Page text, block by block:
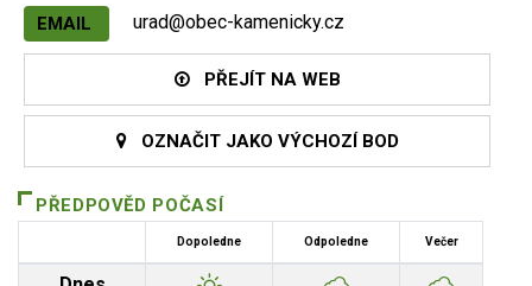
EMAIL urad@obec-kamenicky.cz
PŘEJÍT NA WEB
OZNAČIT JAKO VÝCHOZÍ BOD
PŘEDPOVĚD POČASÍ
Dopoledne Odpoledne Večer